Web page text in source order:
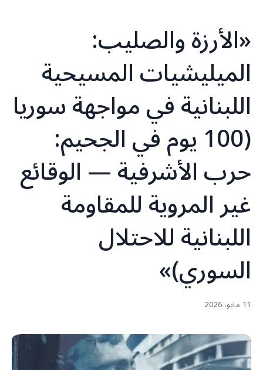
«الأرزة والصليب:
الميليشيات المسيحية
اللبنانية في مواجهة سوريا
(100 يوم في الجحيم:
حرب الأشرفية — الوقائع
غير المروية للمقاومة
اللبنانية للاحتلال
السوري)»
11 مايو، 2026